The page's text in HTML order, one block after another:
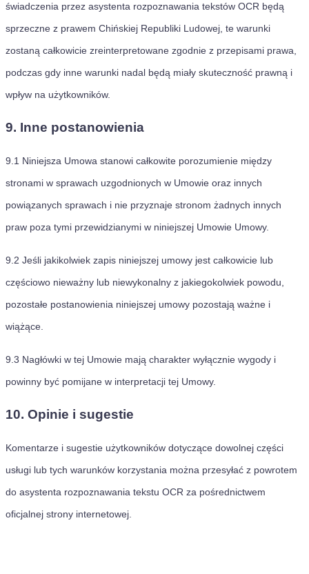
świadczenia przez asystenta rozpoznawania tekstów OCR będą
sprzeczne z prawem Chińskiej Republiki Ludowej, te warunki
zostaną całkowicie zreinterpretowane zgodnie z przepisami prawa,
podczas gdy inne warunki nadal będą miały skuteczność prawną i
wpływ na użytkowników.
9. Inne postanowienia
9.1 Niniejsza Umowa stanowi całkowite porozumienie między
stronami w sprawach uzgodnionych w Umowie oraz innych
powiązanych sprawach i nie przyznaje stronom żadnych innych
praw poza tymi przewidzianymi w niniejszej Umowie Umowy.
9.2 Jeśli jakikolwiek zapis niniejszej umowy jest całkowicie lub
częściowo nieważny lub niewykonalny z jakiegokolwiek powodu,
pozostałe postanowienia niniejszej umowy pozostają ważne i
wiążące.
9.3 Nagłówki w tej Umowie mają charakter wyłącznie wygody i
powinny być pomijane w interpretacji tej Umowy.
10. Opinie i sugestie
Komentarze i sugestie użytkowników dotyczące dowolnej części
usługi lub tych warunków korzystania można przesyłać z powrotem
do asystenta rozpoznawania tekstu OCR za pośrednictwem
oficjalnej strony internetowej.